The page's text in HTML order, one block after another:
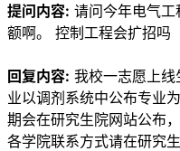
提问内容: 请问今年电气
额啊。 控制工程会扩招吗
回复内容: 我校一志愿上
业以调剂系统中公布专业
期会在研究生院网站公布
各学院联系方式请在研究生